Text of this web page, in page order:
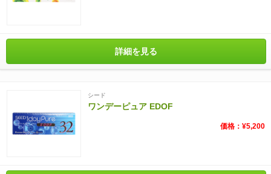
詳細を見る
シード
ワンデーピュア EDOF
価格：¥5,200